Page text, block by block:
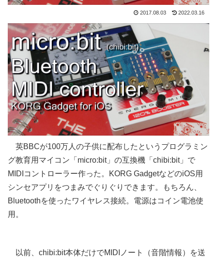
2017.08.03 2022.03.16
英BBCが100万人の子供に配布したというプログラミン
グ教育用マイコン「micro:bit」の互換機「chibi:bit」で
MIDIコントローラー作った。KORG GadgetなどのiOS用
シンセアプリをつまみでぐりぐりできます。もちろん、
Bluetoothを使ったワイヤレス接続。電源はコイン電池使
用。
以前、chibi:bit本体だけでMIDIノート（音階情報）を送